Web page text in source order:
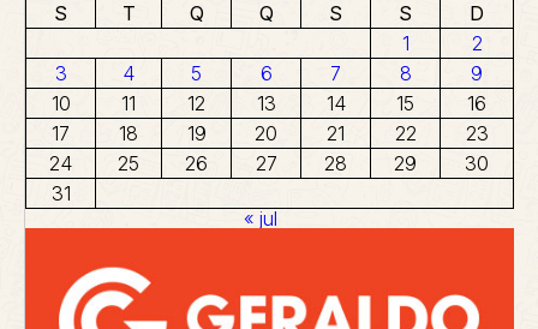
S T Q Q S S
D
1
2
3
4 5 6 7 8
9
10
11 12 13 14 15
16
17
18 19 20 21 22
23
24
25 26 27 28 29
30
31
« jul